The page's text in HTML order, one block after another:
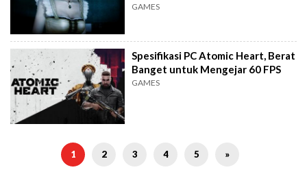
GAMES
Spesifikasi PC Atomic Heart, Berat
Banget untuk Mengejar 60 FPS
GAMES
1 2 3 4 5 »